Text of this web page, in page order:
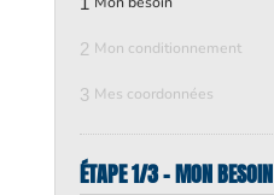
2 Mon conditionnement
3 Mes coordonnées
ÉTAPE 1/3 - MON BESOIN